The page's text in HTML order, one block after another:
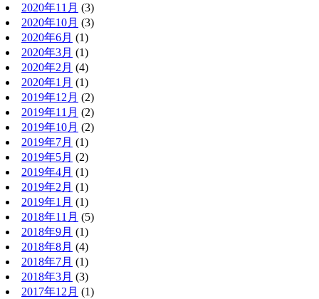
2020年11月 (3)
2020年10月 (3)
2020年6月 (1)
2020年3月 (1)
2020年2月 (4)
2020年1月 (1)
2019年12月 (2)
2019年11月 (2)
2019年10月 (2)
2019年7月 (1)
2019年5月 (2)
2019年4月 (1)
2019年2月 (1)
2019年1月 (1)
2018年11月 (5)
2018年9月 (1)
2018年8月 (4)
2018年7月 (1)
2018年3月 (3)
2017年12月 (1)